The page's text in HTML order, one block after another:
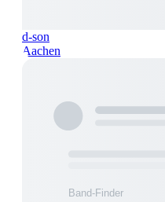
d-son
Aachen